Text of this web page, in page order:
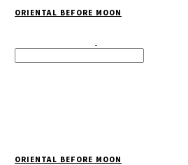
ORIENTAL BEFORE MOON
ORIENTAL BEFORE MOON